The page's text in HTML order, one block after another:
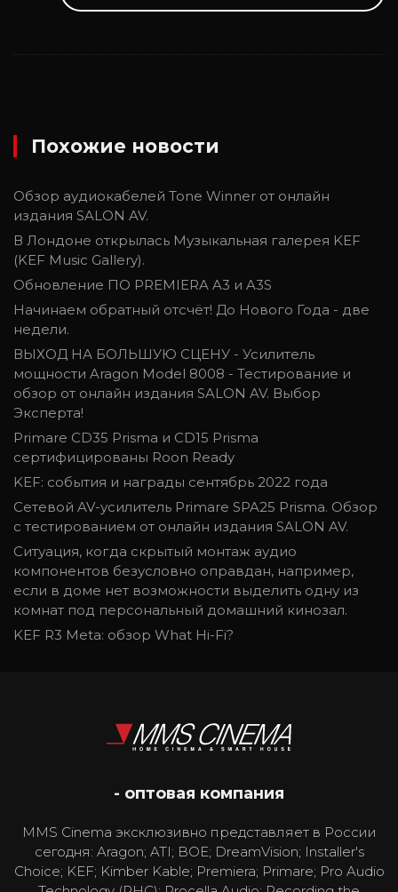
Похожие новости
Обзор аудиокабелей Tone Winner от онлайн
издания SALON AV.
В Лондоне открылась Музыкальная галерея KEF
(KEF Music Gallery).
Обновление ПО PREMIERA A3 и A3S
Начинаем обратный отсчёт! До Нового Года - две
недели.
ВЫХОД НА БОЛЬШУЮ СЦЕНУ - Усилитель
мощности Aragon Model 8008 - Тестирование и
обзор от онлайн издания SALON AV. Выбор
Эксперта!
Primare CD35 Prisma и CD15 Prisma
сертифицированы Roon Ready
KEF: события и награды сентябрь 2022 года
Сетевой AV-усилитель Primare SPA25 Prisma. Обзор
с тестированием от онлайн издания SALON AV.
Ситуация, когда скрытый монтаж аудио
компонентов безусловно оправдан, например,
если в доме нет возможности выделить одну из
комнат под персональный домашний кинозал.
KEF R3 Meta: обзор What Hi-Fi?
- оптовая компания
MMS Cinema эксклюзивно представляет в России
сегодня: Aragon; ATI; BOE; DreamVision; Installer's
Choice; KEF; Kimber Kable; Premiera; Primare; Pro Audio